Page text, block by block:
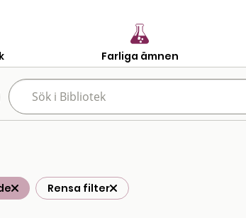
Farliga ämnen
Rensa filter